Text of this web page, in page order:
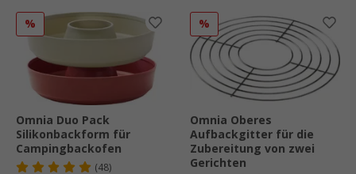
%
Omnia Duo Pack
Silikonbackform für
Campingbackofen
(48)
%
Omnia Oberes
Aufbackgitter für die
Zubereitung von zwei
Gerichten